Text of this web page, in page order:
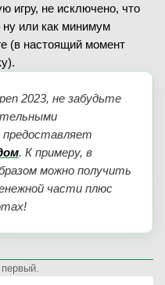
игру, не исключено, что
или как минимум
(в настоящий момент
2023, не забудьте
. К примеру, в
можно получить
части плюс